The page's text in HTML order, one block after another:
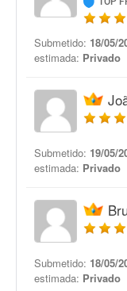
Submetido: 18/05/
estimada: Privado
Submetido: 19/05/
estimada: Privado
Submetido: 18/05/
estimada: Privado